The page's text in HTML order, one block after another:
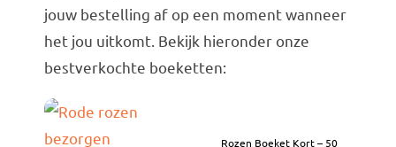
Bloemen per soort
Bloemenpakketten
Bruiloft Bundels
jouw bestelling af op een moment wanneer
het jou uitkomt. Bekijk hieronder onze
bestverkochte boeketten:
Rozen Boeket Kort – 50